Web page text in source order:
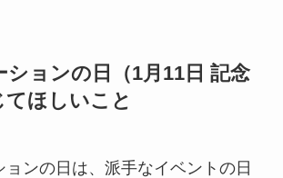
ションの日（1月11日 記念
てほしいこと
ョンの日は、派手なイベントの日